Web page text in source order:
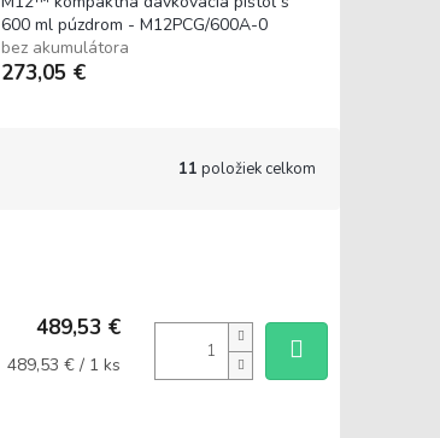
600 ml púzdrom - M12PCG/600A-0
bez akumulátora
273,05 €
11 položiek celkom
489,53 €
Jednotková
489,53 € / 1 ks